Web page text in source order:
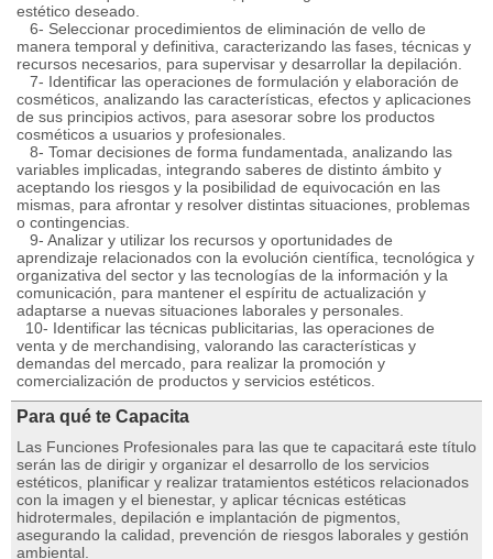
estético deseado.
6- Seleccionar procedimientos de eliminación de vello de
manera temporal y definitiva, caracterizando las fases, técnicas y
recursos necesarios, para supervisar y desarrollar la depilación.
7- Identificar las operaciones de formulación y elaboración de
cosméticos, analizando las características, efectos y aplicaciones
de sus principios activos, para asesorar sobre los productos
cosméticos a usuarios y profesionales.
8- Tomar decisiones de forma fundamentada, analizando las
variables implicadas, integrando saberes de distinto ámbito y
aceptando los riesgos y la posibilidad de equivocación en las
mismas, para afrontar y resolver distintas situaciones, problemas
o contingencias.
9- Analizar y utilizar los recursos y oportunidades de
aprendizaje relacionados con la evolución científica, tecnológica y
organizativa del sector y las tecnologías de la información y la
comunicación, para mantener el espíritu de actualización y
adaptarse a nuevas situaciones laborales y personales.
10- Identificar las técnicas publicitarias, las operaciones de
venta y de merchandising, valorando las características y
demandas del mercado, para realizar la promoción y
comercialización de productos y servicios estéticos.
Para qué te Capacita
Las Funciones Profesionales para las que te capacitará este título
serán las de dirigir y organizar el desarrollo de los servicios
estéticos, planificar y realizar tratamientos estéticos relacionados
con la imagen y el bienestar, y aplicar técnicas estéticas
hidrotermales, depilación e implantación de pigmentos,
asegurando la calidad, prevención de riesgos laborales y gestión
ambiental.